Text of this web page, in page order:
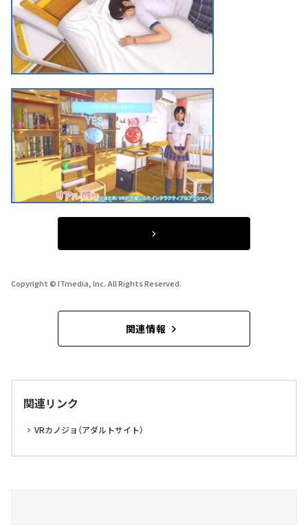
Copyright © ITmedia, Inc. All Rights Reserved.
関連情報
関連リンク
VRカノジョ（アダルトサイト）